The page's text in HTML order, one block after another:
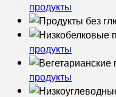
продукты
продукты
продукты